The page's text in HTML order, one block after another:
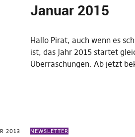
Januar 2015
Hallo Pirat, auch wenn es
ist, das Jahr 2015 startet
Überraschungen. Ab jetzt
2013 NEWSLETTER